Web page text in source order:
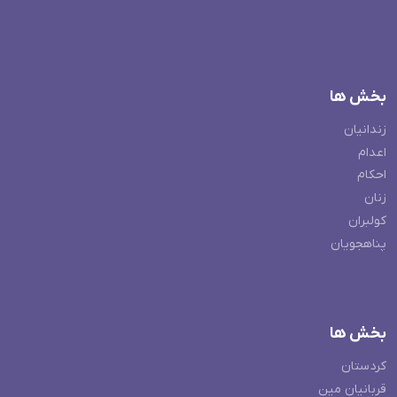
بخش ها
زندانیان
اعدام
احکام
زنان
کولبران
پناهجویان
بخش ها
کردستان
قربانیان مین